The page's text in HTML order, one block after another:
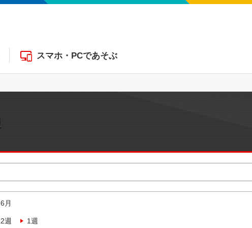
スマホ・PCであそぶ
6月
2週 1週